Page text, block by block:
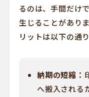
るのは、手間だけ
生じることがあり
リットは以下の通り
納期の短縮：
へ搬入される